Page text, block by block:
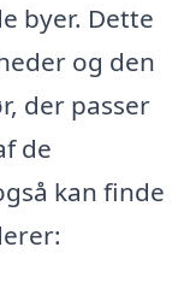
byer. Dette
og den
der passer
de
kan finde